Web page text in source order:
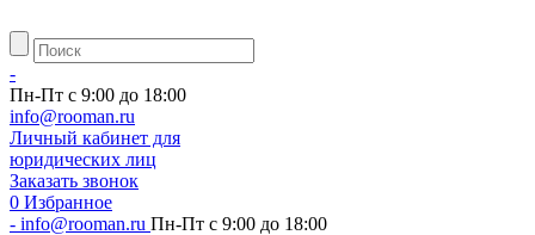
-
Пн-Пт с 9:00 до 18:00
info@rooman.ru
Личный кабинет для
юридических лиц
Заказать звонок
0 Избранное
- info@rooman.ru Пн-Пт с 9:00 до 18:00